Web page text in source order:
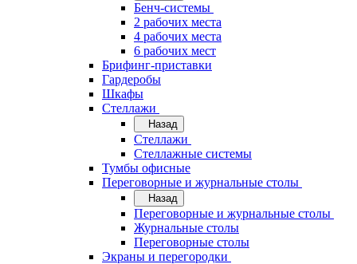
Бенч-системы
2 рабочих места
4 рабочих места
6 рабочих мест
Брифинг-приставки
Гардеробы
Шкафы
Стеллажи
Назад
Стеллажи
Стеллажные системы
Тумбы офисные
Переговорные и журнальные столы
Назад
Переговорные и журнальные столы
Журнальные столы
Переговорные столы
Экраны и перегородки